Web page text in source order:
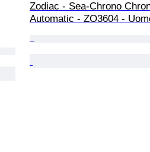
Zodiac - Sea-Chrono
Automatic - ZO3604 -